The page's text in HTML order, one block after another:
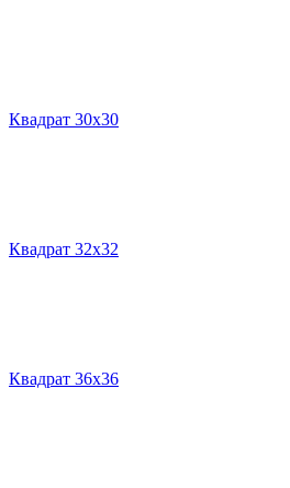
Квадрат 30х30
Квадрат 32х32
Квадрат 36х36